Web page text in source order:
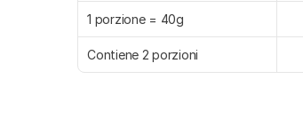
1 porzione = 40g
Contiene 2 porzioni